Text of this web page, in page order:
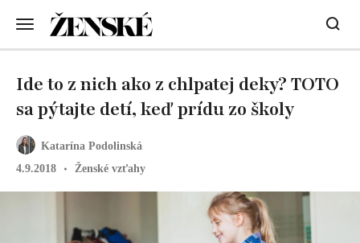
Katarína Podolinská
4.9.2018
Ženské vzťahy
Ide to z nich ako z chlpatej deky? TOTO
sa pýtajte detí, keď prídu zo školy